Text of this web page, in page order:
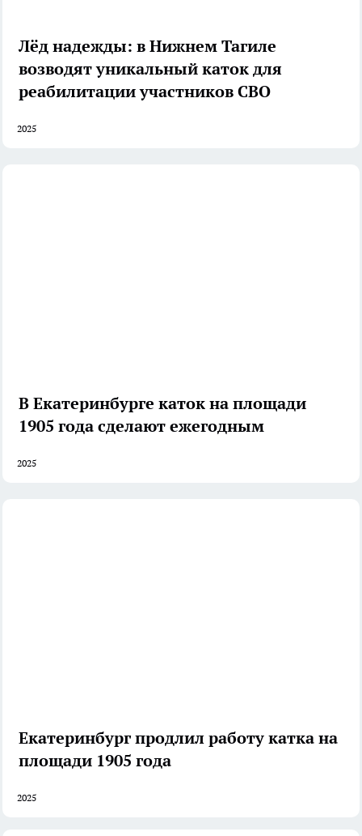
Лёд надежды: в Нижнем Тагиле
возводят уникальный каток для
реабилитации участников СВО
2025
В Екатеринбурге каток на площади
1905 года сделают ежегодным
2025
Екатеринбург продлил работу катка на
площади 1905 года
2025